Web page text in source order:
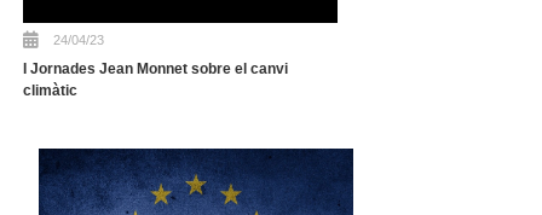
24/04/23
I Jornades Jean Monnet sobre el canvi
climàtic